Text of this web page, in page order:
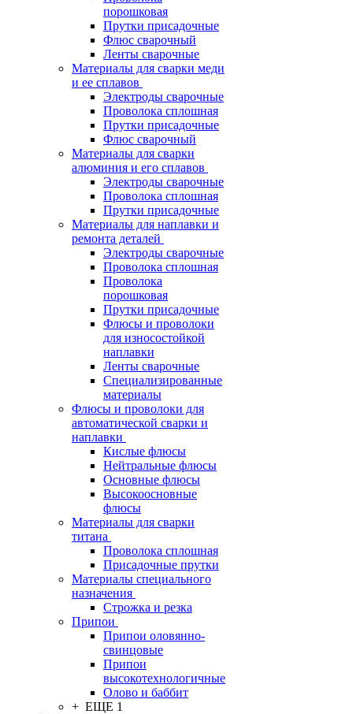
порошковая
Прутки присадочные
Флюс сварочный
Ленты сварочные
Материалы для сварки меди
и ее сплавов
Электроды сварочные
Проволока сплошная
Прутки присадочные
Флюс сварочный
Материалы для сварки
алюминия и его сплавов
Электроды сварочные
Проволока сплошная
Прутки присадочные
Материалы для наплавки и
ремонта деталей
Электроды сварочные
Проволока сплошная
Проволока
порошковая
Прутки присадочные
Флюсы и проволоки
для износостойкой
наплавки
Ленты сварочные
Специализированные
материалы
Флюсы и проволоки для
автоматической сварки и
наплавки
Кислые флюсы
Нейтральные флюсы
Основные флюсы
Высокоосновные
флюсы
Материалы для сварки
титана
Проволока сплошная
Присадочные прутки
Материалы специального
назначения
Строжка и резка
Припои
Припои оловянно-
свинцовые
Припои
высокотехнологичные
Олово и баббит
+ ЕЩЕ 1